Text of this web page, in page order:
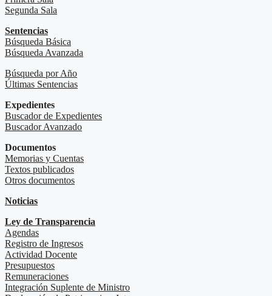
Segunda Sala
Sentencias
Búsqueda Básica
Búsqueda Avanzada
Búsqueda por Año
Últimas Sentencias
Expedientes
Buscador de Expedientes
Buscador Avanzado
Documentos
Memorias y Cuentas
Textos publicados
Otros documentos
Noticias
Ley de Transparencia
Agendas
Registro de Ingresos
Actividad Docente
Presupuestos
Remuneraciones
Integración Suplente de Ministro